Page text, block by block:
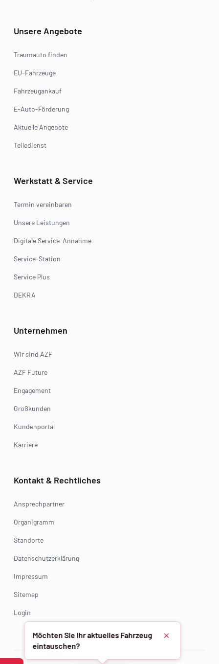
Unsere Angebote
Traumauto finden
EU-Fahrzeuge
Fahrzeugankauf
E-Auto-Förderung
Aktuelle Angebote
Teiledienst
Werkstatt & Service
Termin vereinbaren
Unsere Leistungen
Digitale Service-Annahme
Service-Station
Service Plus
DEKRA
Unternehmen
Wir sind AZF
AZF Future
Engagement
Großkunden
Kundenportal
Karriere
Kontakt & Rechtliches
Ansprechpartner
Organigramm
Standorte
Datenschutzerklärung
Impressum
Sitemap
Login
Möchten Sie Ihr aktuelles Fahrzeug
eintauschen?
Schließen